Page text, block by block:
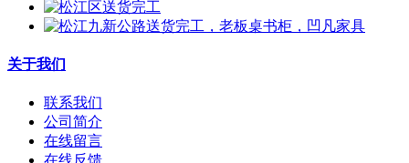
关于我们
联系我们
公司简介
在线留言